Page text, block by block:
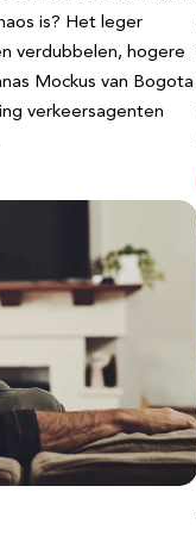
is? Het leger
verdubbelen, hogere
Mockus van Bogota
verkeersagenten